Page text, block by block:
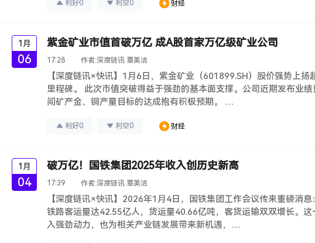
利好0 利空0 财经
1月
06
紫金矿业市值首破万亿 成A股首家万亿级矿业公司
17:28 作者:深度链讯 覃美洁
【深度链讯×快讯】1月6日，紫金矿业（601899.SH）股价强势上
里程碑。 此次市值突破得益于强劲的基本面支撑。公司近期发布业
间矿产金、铜产量目标的达成抱有积极预期。 …
利好0 利空0 财经
1月
04
破万亿！国铁集团2025年收入创历史新高
17:39 作者:深度链讯 覃美洁
【深度链讯×快讯】2026年1月4日，国铁集团工作会议传来重磅消
铁路客运量达42.55亿人，货运量40.66亿吨，客货运输双双增长。
入强劲动力，也为相关产业链发展带来新机遇，…